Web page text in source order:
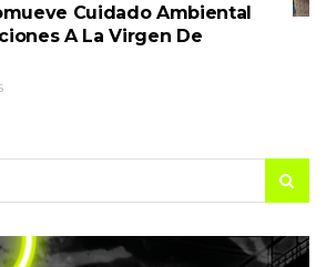
Cuidado Ambiental
A La Virgen De